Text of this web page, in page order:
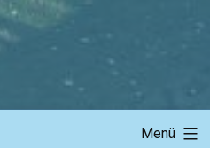
Menü